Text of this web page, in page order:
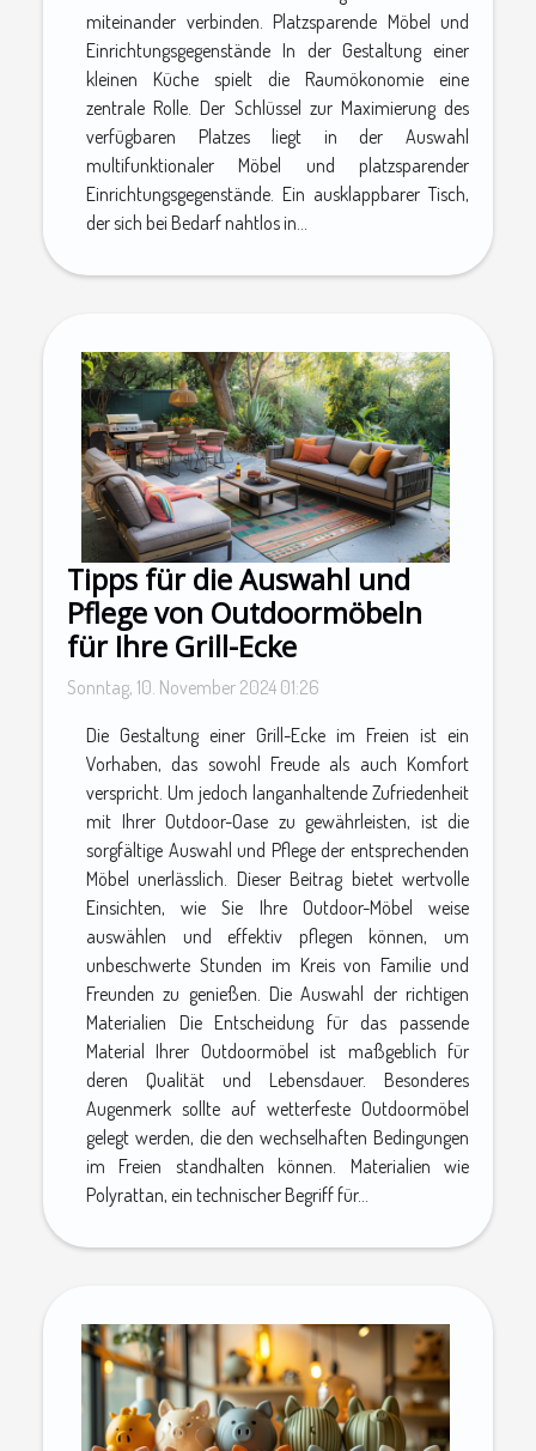
miteinander verbinden. Platzsparende Möbel und
Einrichtungsgegenstände In der Gestaltung einer
kleinen Küche spielt die Raumökonomie eine
zentrale Rolle. Der Schlüssel zur Maximierung des
verfügbaren Platzes liegt in der Auswahl
multifunktionaler Möbel und platzsparender
Einrichtungsgegenstände. Ein ausklappbarer Tisch,
der sich bei Bedarf nahtlos in...
Tipps für die Auswahl und
Pflege von Outdoormöbeln
für Ihre Grill-Ecke
Sonntag, 10. November 2024 01:26
Die Gestaltung einer Grill-Ecke im Freien ist ein
Vorhaben, das sowohl Freude als auch Komfort
verspricht. Um jedoch langanhaltende Zufriedenheit
mit Ihrer Outdoor-Oase zu gewährleisten, ist die
sorgfältige Auswahl und Pflege der entsprechenden
Möbel unerlässlich. Dieser Beitrag bietet wertvolle
Einsichten, wie Sie Ihre Outdoor-Möbel weise
auswählen und effektiv pflegen können, um
unbeschwerte Stunden im Kreis von Familie und
Freunden zu genießen. Die Auswahl der richtigen
Materialien Die Entscheidung für das passende
Material Ihrer Outdoormöbel ist maßgeblich für
deren Qualität und Lebensdauer. Besonderes
Augenmerk sollte auf wetterfeste Outdoormöbel
gelegt werden, die den wechselhaften Bedingungen
im Freien standhalten können. Materialien wie
Polyrattan, ein technischer Begriff für...